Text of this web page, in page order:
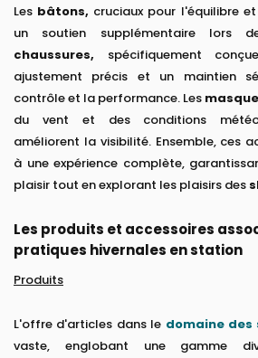
Les bâtons, cruciaux pour l'équilibre
un soutien supplémentaire lors
chaussures, spécifiquement
ajustement précis et un maintien
contrôle et la performance. Les
du vent et des conditions
améliorent la visibilité. Ensemble, ces
à une expérience complète,
plaisir tout en explorant les plaisirs des
Les produits et accessoires
pratiques hivernales en station
Produits
L'offre d'articles dans le domaine
vaste, englobant une gamme